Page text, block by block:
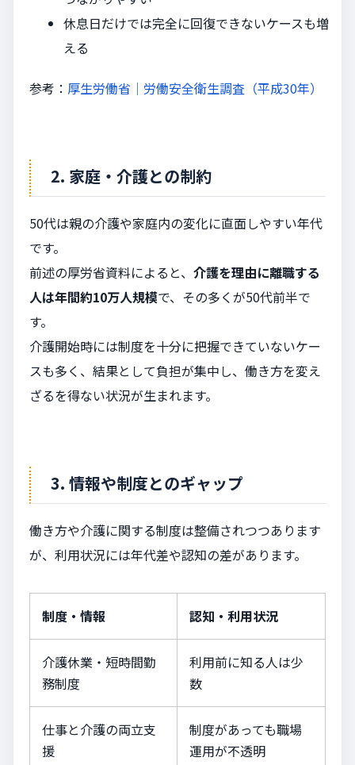
休息日だけでは完全に回復できないケースも増
える
参考： 厚生労働省｜労働安全衛生調査（平成30年）
2. 家庭・介護との制約
50代は親の介護や家庭内の変化に直面しやすい年代
です。
前述の厚労省資料によると、 介護を理由に離職する
人は年間約10万人規模で、その多くが50代前半で
す。
介護開始時には制度を十分に把握できていないケー
スも多く、結果として負担が集中し、働き方を変え
ざるを得ない状況が生まれます。
3. 情報や制度とのギャップ
働き方や介護に関する制度は整備されつつあります
が、利用状況には年代差や認知の差があります。
制度・情報 認知・利用状況
介護休業・短時間勤
務制度
利用前に知る人は少
数
仕事と介護の両立支
援
制度があっても職場
運用が不透明